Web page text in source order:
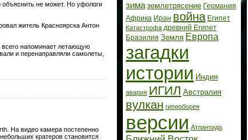
объяснить не может. Но уфологи
житель Красноярска Антон
напоминает летающую
и перенаправляли самолеты,
На видео камера постепенно
кратеров становится
зима землетрясение Германия
Африка Иран война Египет
Катастрофа древний Египет
Бразилия Земля Европа
загадки
истории Индия
авария ИГИЛ Австралия
вулкан гиперборея
версии Атлантида